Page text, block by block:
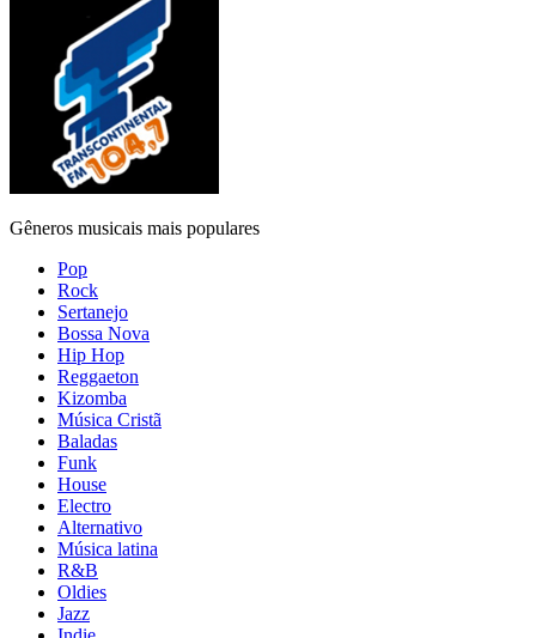
Gêneros musicais mais populares
Pop
Rock
Sertanejo
Bossa Nova
Hip Hop
Reggaeton
Kizomba
Música Cristã
Baladas
Funk
House
Electro
Alternativo
Música latina
R&B
Oldies
Jazz